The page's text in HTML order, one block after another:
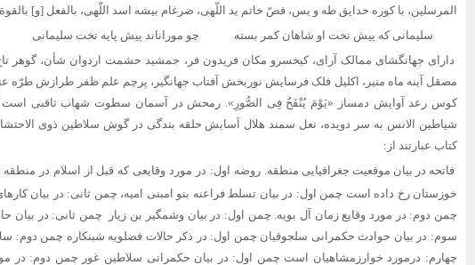
المرسلین، با کوره حدایق طه و یس، فصّ خاتم ید اللّهى، ضرغام بیشه اسد اللّهى، بالفعل [و]
سلیمانى که پیش تخت او شاهان کمر بسته چو موران‏اند پیش پایه تخت سلیمانى‏
داراى جهانگشاى ممالک آراى، کیخسرو مکان فریدون فر، جمشید حشمت اردوان شأن، گوهر
مصقل آینه ماه منیر، اکلیل فلک فرسایش نوربخش آفتاب جهانگیر، پرچم علم ظفر طرازش طرّه
کوس رعد آوایش دمساز «یَوْمَ یُنْفَخُ فِی الصُّورِ». رمحش در آسمان سطوت شهاب ثاقبى است
شیاطین الانس به سر دویده، نعل سمند هلال آسایش حلقه بندگى در گوش سلاطین ذوى
کتاب عبارتند از:
فاتحه در بیان موقعیت جغرافیایی منطقه. روضه اول: در مورد وقایعی که قبل از اسلام در منطقه
خوزستان رخ داده است چمن اول: در بیان تسلط فراعنه بنو امبنی امیه، چمن ثانى: در بیان
چمن دوم: در مورد وقایع زمان آل بویه.‏ چمن اول: در بیان وشمگیر بن زیار چمن ثانى: در بیان
سوم: در بیان حوادث حکمرانی سلجوقیان‏ چمن اول: در ذکر حالات فضلویه شبنکاره‏ چمن دوم:
چهارم: درمورد خوارزمشاهیان است‏ چمن اول: در بیان حکمرانی سلاطین غور چمن دوم: در